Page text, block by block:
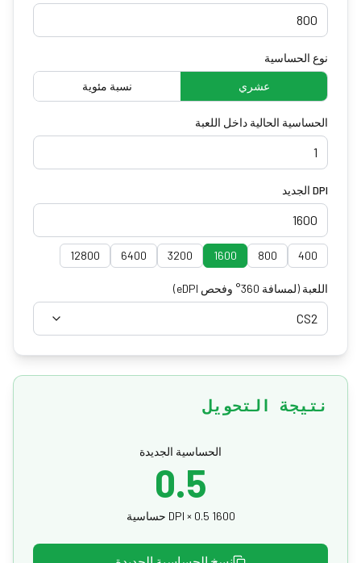
نوع الحساسية
عشري نسبة مئوية
الحساسية الحالية داخل اللعبة
DPI الجديد
400
800
1600
3200
6400
12800
اللعبة (لمسافة 360° وفحص eDPI)
CS2
نتيجة التحويل
الحساسية الجديدة
0.5
1600 DPI × 0.5 حساسية